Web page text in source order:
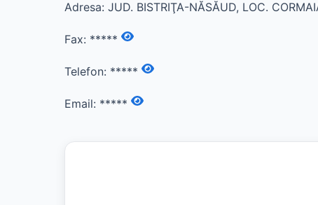
Adresa: JUD. BISTRIŢA-NĂSĂUD, LOC.
Fax: *****
Telefon: *****
Email: *****